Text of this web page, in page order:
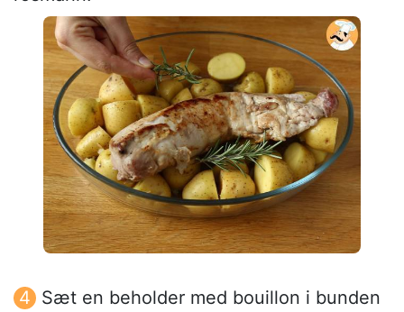
Sæt en beholder med bouillon i bunden